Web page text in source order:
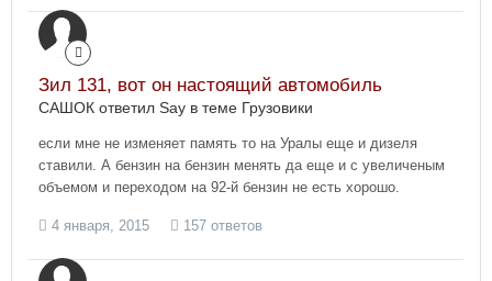
Зил 131, вот он настоящий автомобиль
САШОК ответил Say в теме Грузовики
если мне не изменяет память то на Уралы еще и дизеля
ставили. А бензин на бензин менять да еще и с увеличеным
объемом и переходом на 92-й бензин не есть хорошо.
4 января, 2015 157 ответов